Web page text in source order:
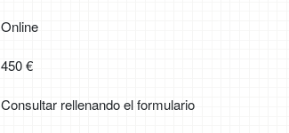
Online
450 €
Consultar rellenando el formulario